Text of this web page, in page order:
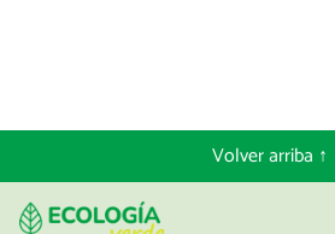
Volver arriba ↑